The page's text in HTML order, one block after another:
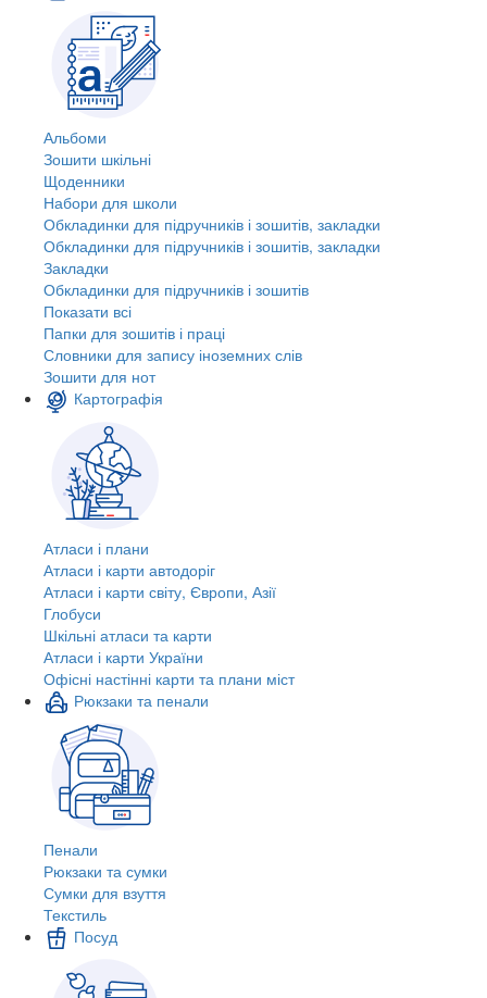
Альбоми
Зошити шкільні
Щоденники
Набори для школи
Обкладинки для підручників і зошитів, закладки
Обкладинки для підручників і зошитів, закладки
Закладки
Обкладинки для підручників і зошитів
Показати всі
Папки для зошитів і праці
Словники для запису іноземних слів
Зошити для нот
Картографія
Атласи і плани
Атласи і карти автодоріг
Атласи і карти світу, Європи, Азії
Глобуси
Шкільні атласи та карти
Атласи і карти України
Офісні настінні карти та плани міст
Рюкзаки та пенали
Пенали
Рюкзаки та сумки
Сумки для взуття
Текстиль
Посуд